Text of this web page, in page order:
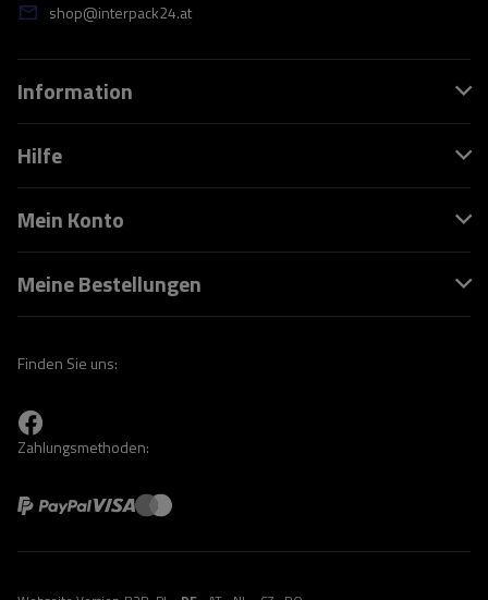
shop@interpack24.at
Information
Hilfe
Mein Konto
Meine Bestellungen
Finden Sie uns:
Zahlungsmethoden: